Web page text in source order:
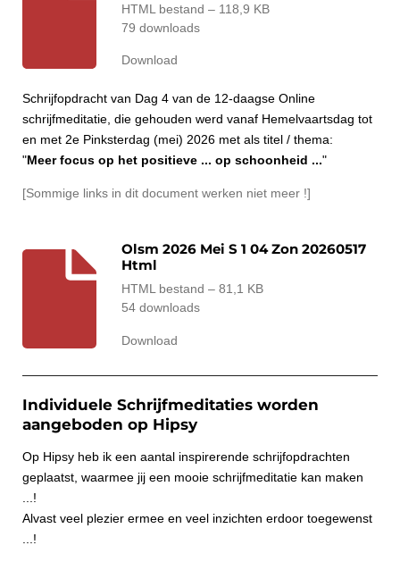
HTML bestand – 118,9 KB
79 downloads
Download
Schrijfopdracht van Dag 4 van de 12-daagse Online
schrijfmeditatie, die gehouden werd vanaf Hemelvaartsdag tot
en met 2e Pinksterdag (mei) 2026 met als titel / thema:
"Meer focus op het positieve ... op schoonheid ..."
[Sommige links in dit document werken niet meer !]
Olsm 2026 Mei S 1 04 Zon 20260517
Html
HTML bestand – 81,1 KB
54 downloads
Download
Individuele Schrijfmeditaties worden
aangeboden op Hipsy
Op Hipsy heb ik een aantal inspirerende schrijfopdrachten
geplaatst, waarmee jij een mooie schrijfmeditatie kan maken
...!
Alvast veel plezier ermee en veel inzichten erdoor toegewenst
...!